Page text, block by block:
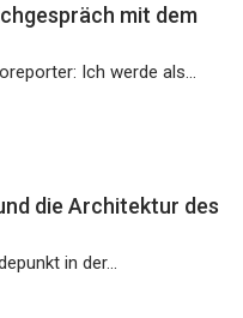
mit dem
Ich werde als...
die Architektur des
in der...